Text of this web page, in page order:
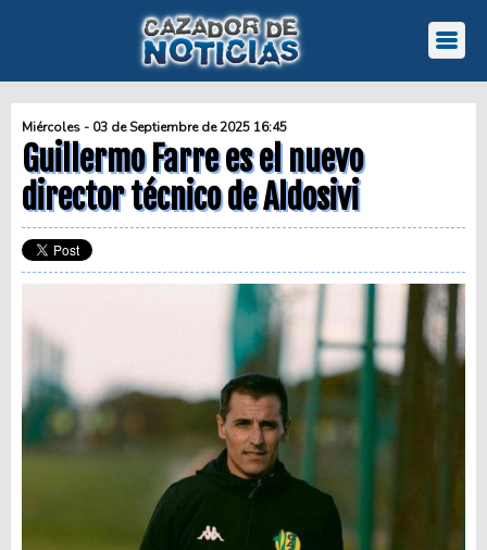
Miércoles - 03 de Septiembre de 2025 16:45
Guillermo Farre es el nuevo
director técnico de Aldosivi